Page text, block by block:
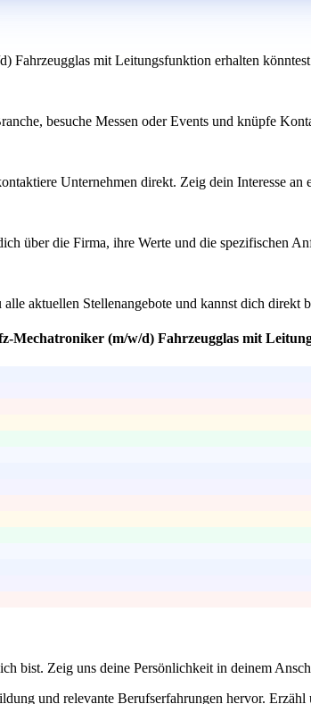
Fahrzeugglas mit Leitungsfunktion erhalten könntest
besuche Messen oder Events und knüpfe
Unternehmen direkt. Zeig dein Interesse
über die Firma, ihre Werte und die spezifischen
aktuellen Stellenangebote und kannst dich direkt
Mechatroniker (m/w/d) Fahrzeugglas mit
bist. Zeig uns deine Persönlichkeit in deinem
und relevante Berufserfahrungen hervor.